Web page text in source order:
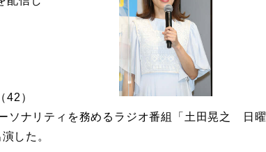
）
ソナリティを務めるラジオ番組「土田晃之 日曜
した。